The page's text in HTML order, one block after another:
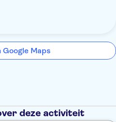
Google Maps
deze activiteit